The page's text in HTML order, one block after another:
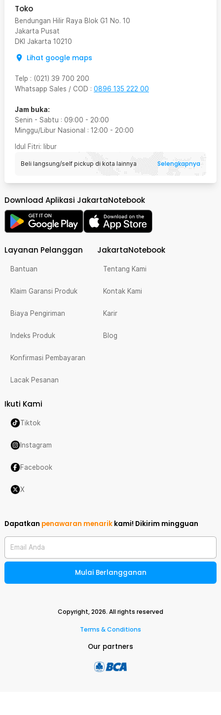
Toko
Bendungan Hilir Raya Blok G1 No. 10
Jakarta Pusat
DKI Jakarta 10210
Lihat google maps
Telp : (021) 39 700 200
Whatsapp Sales / COD : 0896 135 222 00
Jam buka:
Senin - Sabtu : 09:00 - 20:00
Minggu/Libur Nasional : 12:00 - 20:00
Idul Fitri: libur
Beli langsung/self pickup di kota lainnya Selengkapnya
Download Aplikasi JakartaNotebook
Layanan Pelanggan
Bantuan
Klaim Garansi Produk
Biaya Pengiriman
Indeks Produk
Konfirmasi Pembayaran
Lacak Pesanan
JakartaNotebook
Tentang Kami
Kontak Kami
Karir
Blog
Ikuti Kami
Tiktok
Instagram
Facebook
X
Dapatkan penawaran menarik kami! Dikirim mingguan
Email Anda
Mulai Berlangganan
Copyright,2026. All rights reserved
Terms & Conditions
Our partners